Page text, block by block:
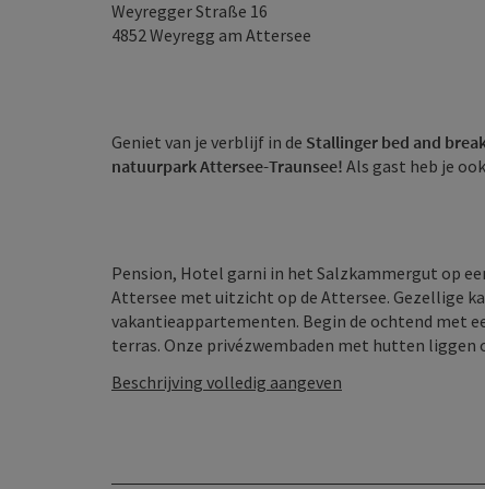
Weyregger Straße 16
4852Weyregg am Attersee
Geniet van je verblijf in de Stallinger bed and
natuurpark Attersee-Traunsee! Als gast heb je ook
Pension, Hotel garni in het Salzkammergut op
Attersee met uitzicht op de Attersee. Gezellige
vakantieappartementen. Begin de ochtend met
terras. Onze privézwembaden met hutten liggen
Beschrijving volledig aangeven